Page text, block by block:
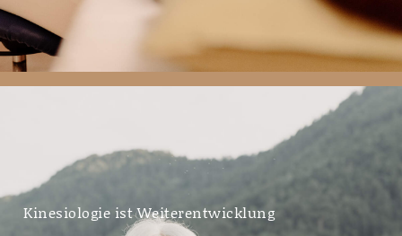
Kinesiologie ist Weiterentwicklung